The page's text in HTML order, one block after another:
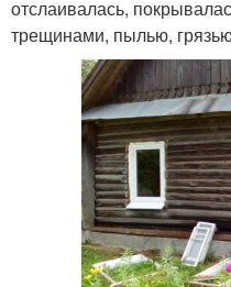
отслаивалась,
трещинами, пылью,